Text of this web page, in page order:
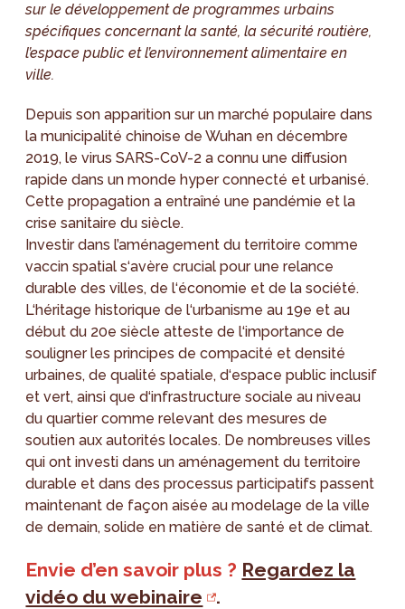
sur le développement de programmes urbains
spécifiques concernant la santé, la sécurité routière,
l’espace public et l’environnement alimentaire en
ville.
Depuis son apparition sur un marché populaire dans
la municipalité chinoise de Wuhan en décembre
2019, le virus SARS-CoV-2 a connu une diffusion
rapide dans un monde hyper connecté et urbanisé.
Cette propagation a entraîné une pandémie et la
crise sanitaire du siècle.
Investir dans l’aménagement du territoire comme
vaccin spatial s‘avère crucial pour une relance
durable des villes, de l‘économie et de la société.
L‘héritage historique de l‘urbanisme au 19e et au
début du 20e siècle atteste de l‘importance de
souligner les principes de compacité et densité
urbaines, de qualité spatiale, d‘espace public inclusif
et vert, ainsi que d‘infrastructure sociale au niveau
du quartier comme relevant des mesures de
soutien aux autorités locales. De nombreuses villes
qui ont investi dans un aménagement du territoire
durable et dans des processus participatifs passent
maintenant de façon aisée au modelage de la ville
de demain, solide en matière de santé et de climat.
Envie d’en savoir plus ? Regardez la
vidéo du webinaire
.